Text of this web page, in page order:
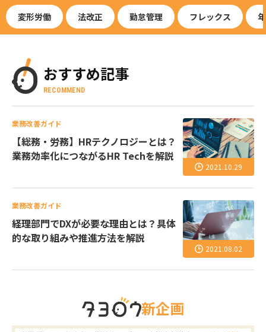
変形労働 法改正 勤怠管理 フレックス
おすすめ記事
RECOMMEND
2021.10.29
業務改善ガイド
【総務・労務】HRテクノロジーとは？
業務効率化につながるHR Techを解説
2021.08.02
業務改善ガイド
経理部門でDXが必要な理由とは？具体
的な取り組みや推進方法を解説
新企画